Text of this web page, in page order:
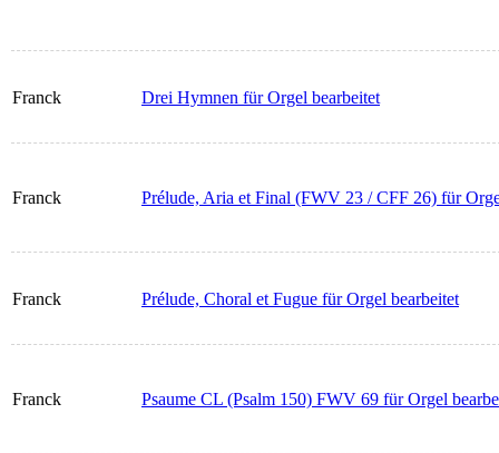
Franck Drei Hymnen für Orgel bearbeitet
Franck Prélude, Aria et Final (FWV 23 / CFF 26) für
Franck Prélude, Choral et Fugue für Orgel bearbeitet
Franck Psaume CL (Psalm 150) FWV 69 für Orgel